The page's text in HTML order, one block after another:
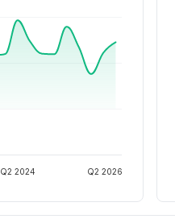
Q2 2024 Q2 2026